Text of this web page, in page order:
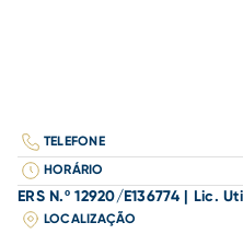
TELEFONE
HORÁRIO
ERS N.º 12920/E136774 | Lic.
LOCALIZAÇÃO